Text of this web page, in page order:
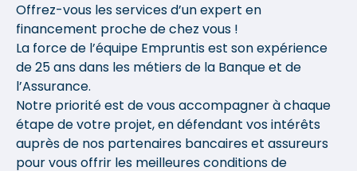
Offrez-vous les services d’un expert en
financement proche de chez vous !
La force de l’équipe Empruntis est son expérience
de 25 ans dans les métiers de la Banque et de
l’Assurance.
Notre priorité est de vous accompagner à chaque
étape de votre projet, en défendant vos intérêts
auprès de nos partenaires bancaires et assureurs
pour vous offrir les meilleures conditions de